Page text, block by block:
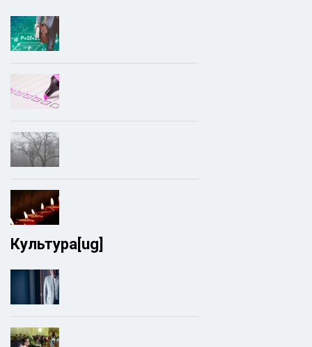
Культура[ug]